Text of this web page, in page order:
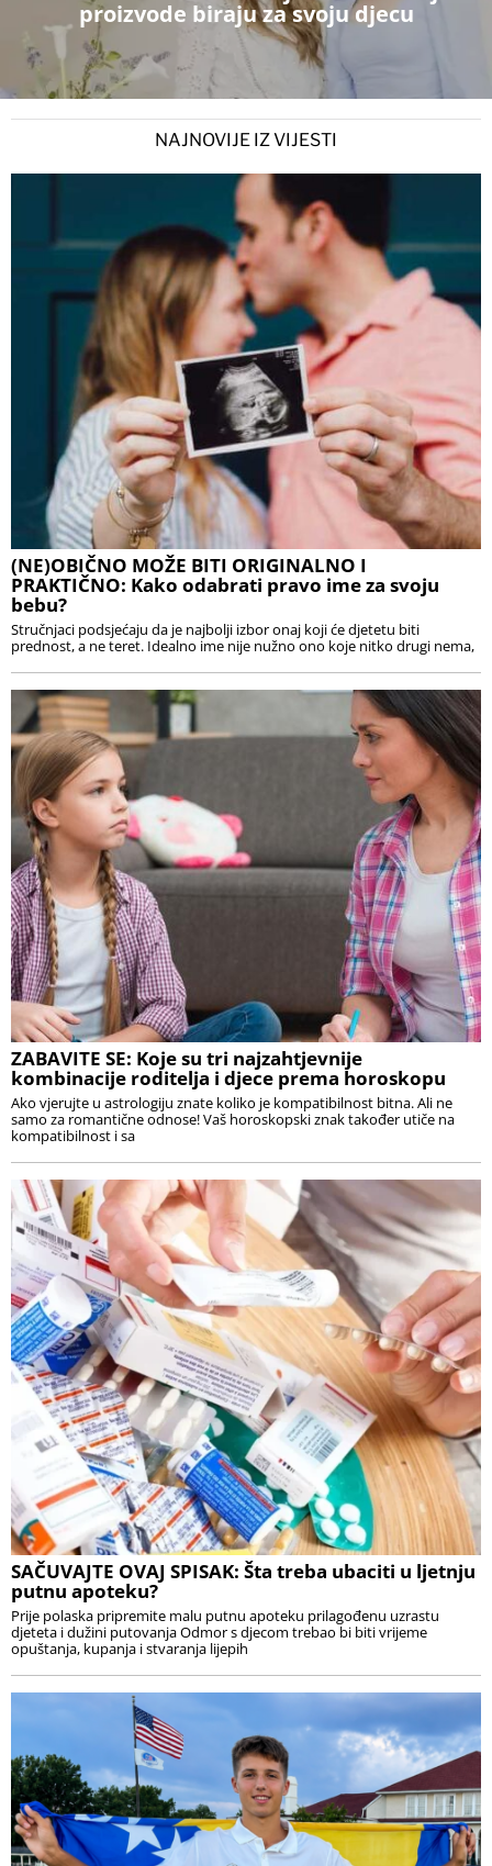
proizvode biraju za svoju djecu
NAJNOVIJE IZ VIJESTI
(NE)OBIČNO MOŽE BITI ORIGINALNO I
PRAKTIČNO: Kako odabrati pravo ime za svoju
bebu?
Stručnjaci podsjećaju da je najbolji izbor onaj koji će djetetu biti
prednost, a ne teret. Idealno ime nije nužno ono koje nitko drugi nema,
ZABAVITE SE: Koje su tri najzahtjevnije
kombinacije roditelja i djece prema horoskopu
Ako vjerujte u astrologiju znate koliko je kompatibilnost bitna. Ali ne
samo za romantične odnose! Vaš horoskopski znak također utiče na
kompatibilnost i sa
SAČUVAJTE OVAJ SPISAK: Šta treba ubaciti u ljetnju
putnu apoteku?
Prije polaska pripremite malu putnu apoteku prilagođenu uzrastu
djeteta i dužini putovanja Odmor s djecom trebao bi biti vrijeme
opuštanja, kupanja i stvaranja lijepih